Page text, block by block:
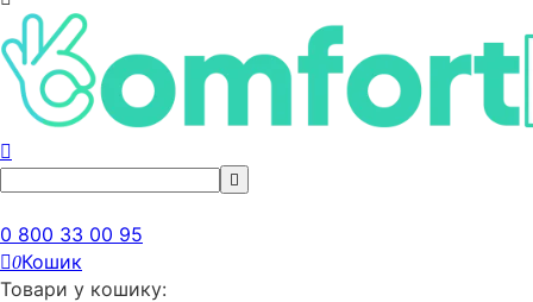
0 800 33 00 95
0Кошик
Товари у кошику: